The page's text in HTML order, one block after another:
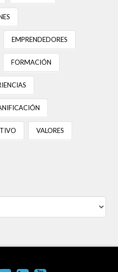
EMPRENDEDORES
FORMACIÓN
VALORES